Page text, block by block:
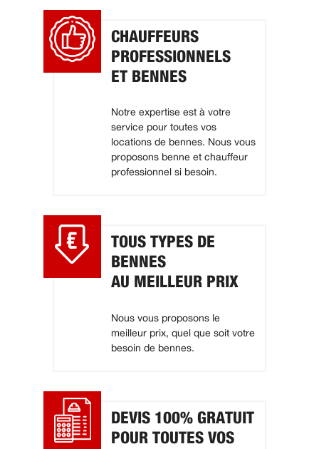
CHAUFFEURS
PROFESSIONNELS
ET BENNES
Notre expertise est à votre
service pour toutes vos
locations de bennes. Nous vous
proposons benne et chauffeur
professionnel si besoin.
TOUS TYPES DE
BENNES
AU MEILLEUR PRIX
Nous vous proposons le
meilleur prix, quel que soit votre
besoin de bennes.
DEVIS 100% GRATUIT
POUR TOUTES VOS